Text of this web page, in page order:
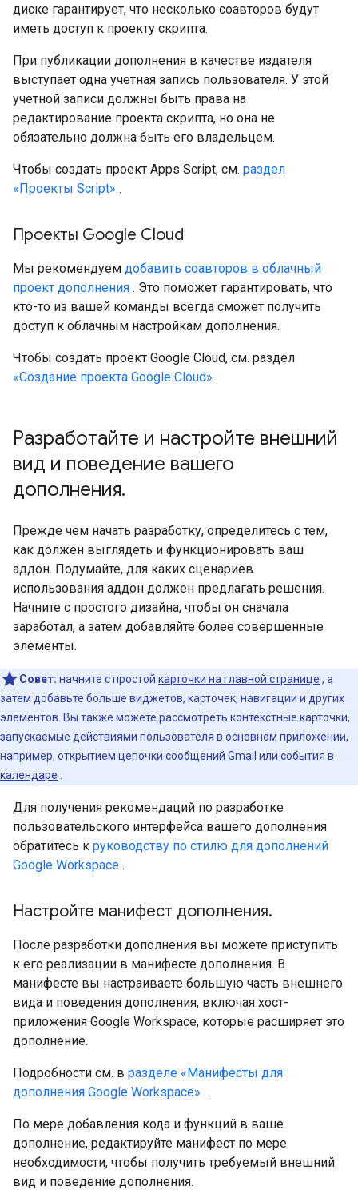
диске гарантирует, что несколько соавторов будут
иметь доступ к проекту скрипта.
При публикации дополнения в качестве издателя
выступает одна учетная запись пользователя. У этой
учетной записи должны быть права на
редактирование проекта скрипта, но она не
обязательно должна быть его владельцем.
Чтобы создать проект Apps Script, см. раздел
«Проекты Script» .
Проекты Google Cloud
Мы рекомендуем добавить соавторов в облачный
проект дополнения . Это поможет гарантировать, что
кто-то из вашей команды всегда сможет получить
доступ к облачным настройкам дополнения.
Чтобы создать проект Google Cloud, см. раздел
«Создание проекта Google Cloud» .
Разработайте и настройте внешний
вид и поведение вашего
дополнения.
Прежде чем начать разработку, определитесь с тем,
как должен выглядеть и функционировать ваш
аддон. Подумайте, для каких сценариев
использования аддон должен предлагать решения.
Начните с простого дизайна, чтобы он сначала
заработал, а затем добавляйте более совершенные
элементы.
Совет: начните с простой карточки на главной странице , а
затем добавьте больше виджетов, карточек, навигации и других
элементов. Вы также можете рассмотреть контекстные карточки,
запускаемые действиями пользователя в основном приложении,
например, открытием цепочки сообщений Gmail или события в
календаре
Для получения рекомендаций по разработке
пользовательского интерфейса вашего дополнения
обратитесь к руководству по стилю для дополнений
Google Workspace .
Настройте манифест дополнения.
После разработки дополнения вы можете приступить
к его реализации в манифесте дополнения. В
манифесте вы настраиваете большую часть внешнего
вида и поведения дополнения, включая хост-
приложения Google Workspace, которые расширяет это
дополнение.
Подробности см. в разделе «Манифесты для
дополнения Google Workspace» .
По мере добавления кода и функций в ваше
дополнение, редактируйте манифест по мере
необходимости, чтобы получить требуемый внешний
вид и поведение дополнения.